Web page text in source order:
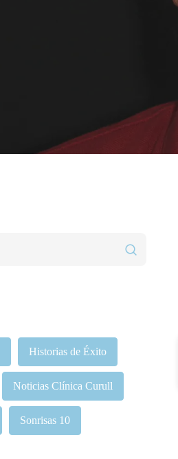
Historias de Éxito
Noticias Clínica Curull
Sonrisas 10